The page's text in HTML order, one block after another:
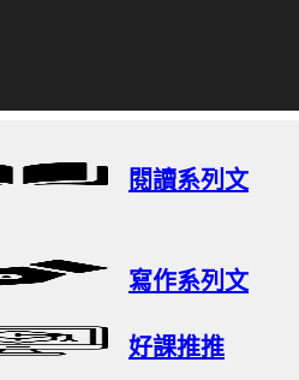
閱讀系列文
寫作系列文
好課推推